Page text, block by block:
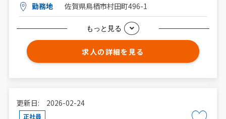
勤務地
佐賀県鳥栖市村田町496-1
もっと見る
求人の詳細を見る
更新日: 2026-02-24
正社員